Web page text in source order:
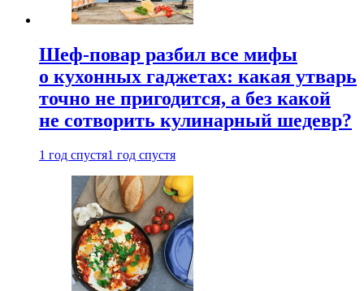
Шеф-повар разбил все мифы
о кухонных гаджетах: какая утварь
точно не пригодится, а без какой
не сотворить кулинарный шедевр?
1 год спустя1 год спустя